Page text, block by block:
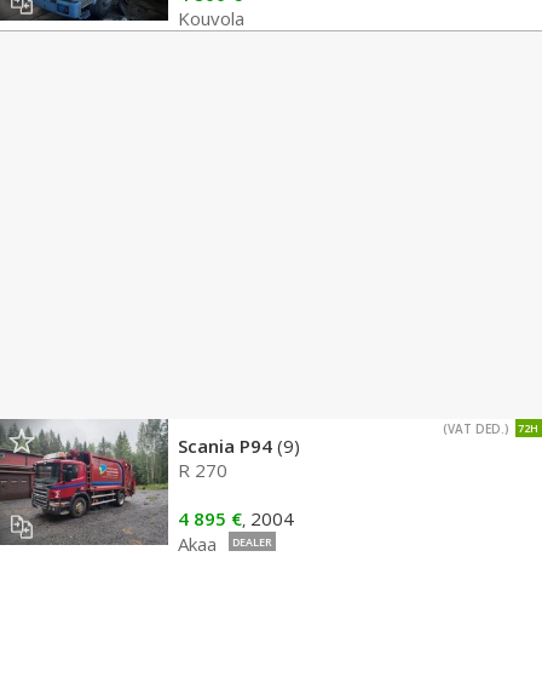
Kouvola
72H
(VAT DED.)
Scania P94 (9)
R 270
4 895 €, 2004
Akaa
DEALER